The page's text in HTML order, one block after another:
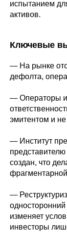
испытанием
активов.
Ключевые
— На рынке
дефолта,
— Операторы
эмитентом и
— Институт
создан, что
—
односторонний
изменяет
инвесторы